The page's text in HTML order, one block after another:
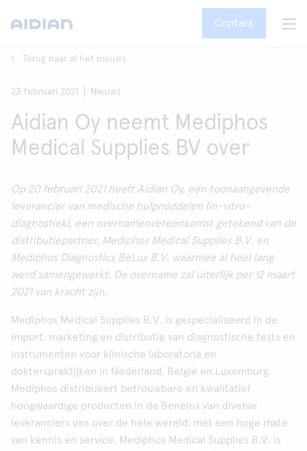
Contact
Terug naar al het nieuws
23 februari 2021 Nieuws
Aidian Oy neemt Mediphos
Medical Supplies BV over
Op 20 februari 2021 heeft Aidian Oy, een toonaangevende
leverancier van medische hulpmiddelen (in-vitro-
diagnostiek), een overnameovereenkomst getekend van de
distributiepartner, Mediphos Medical Supplies B.V. en
Mediphos Diagnostics BeLux B.V. waarmee al heel lang
werd samengewerkt. De overname zal uiterlijk per 12 maart
2021 van kracht zijn.
Mediphos Medical Supplies B.V. is gespecialiseerd in de
import, marketing en distributie van diagnostische tests en
instrumenten voor klinische laboratoria en
dokterspraktijken in Nederland, België en Luxemburg.
Mediphos distribueert betrouwbare en kwalitatief
hoogwaardige producten in de Benelux van diverse
leveranciers van over de hele wereld, met een hoge mate
van kennis en service. Mediphos Medical Supplies B.V. is